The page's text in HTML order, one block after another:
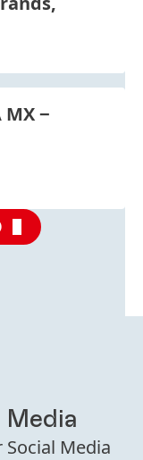
MX
Media
Media